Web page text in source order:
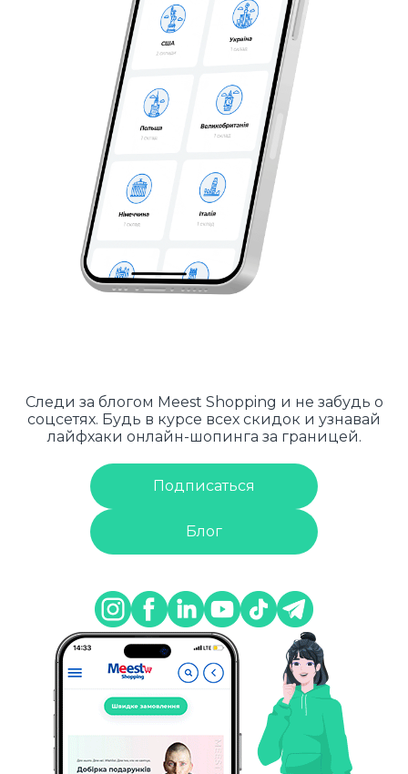
Следи за блогом Meest Shopping и не забудь о
соцсетях. Будь в курсе всех скидок и узнавай
лайфхаки онлайн-шопинга за границей.
Подписаться
Блог